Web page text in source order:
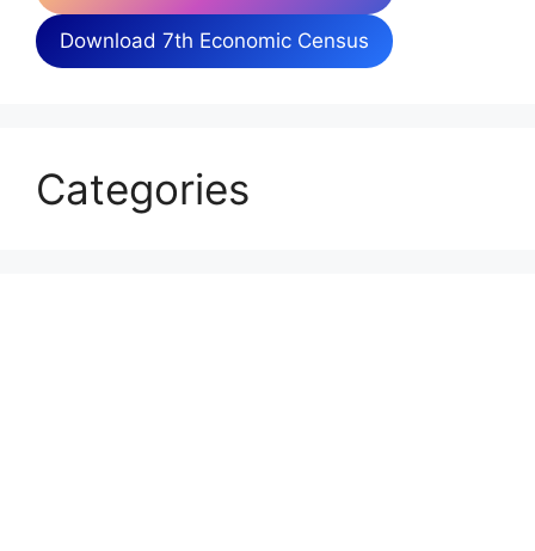
Download 7th Economic Census
Categories